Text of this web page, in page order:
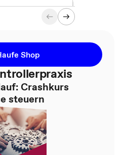
Shop
Crashkurs
steuern